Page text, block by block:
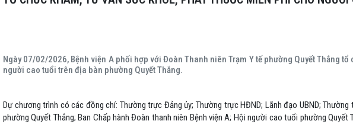
Ngày 07/02/2026, Bệnh viện A phối hợp với Đoàn Thanh niên Trạm Y tế phường Quyết Thắng
người cao tuổi trên địa bàn phường Quyết Thắng.
Dự chương trình có các đồng chí: Thường trực Đảng ủy; Thường trực HĐND; Lãnh đạo UBND;
phường Quyết Thắng; Ban Chấp hành Đoàn thanh niên Bệnh viện A; Hội người cao tuổi phường